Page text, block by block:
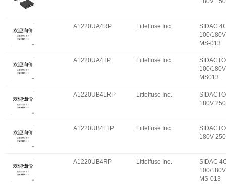
A1220UA4RP Littelfuse Inc.
SIDAC
100/
MS-013
A1220UA4TP Littelfuse Inc.
100/
MS013
A1220UB4LRP Littelfuse Inc.
180V
A1220UB4LTP Littelfuse Inc.
180V
A1220UB4RP Littelfuse Inc.
SIDAC
100/
MS-013